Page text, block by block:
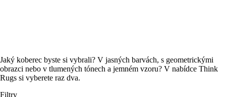
Jaký koberec byste si vybrali? V jasných barvách, s geometrickými
obrazci nebo v tlumených tónech a jemném vzoru? V nabídce Think
Rugs si vyberete raz dva.
Filtry